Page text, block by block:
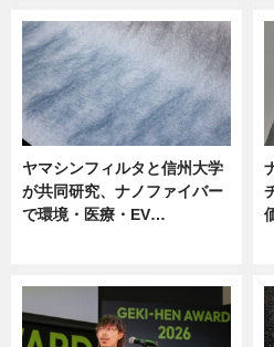
ヤマシンフィルタと信州大学
が共同研究、ナノファイバー
で環境・医療・EV…